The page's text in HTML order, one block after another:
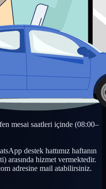
mesai saatleri içinde (08:00–
destek hattımız haftanın
arasında hizmet vermektedir.
adresine mail atabilirsiniz.